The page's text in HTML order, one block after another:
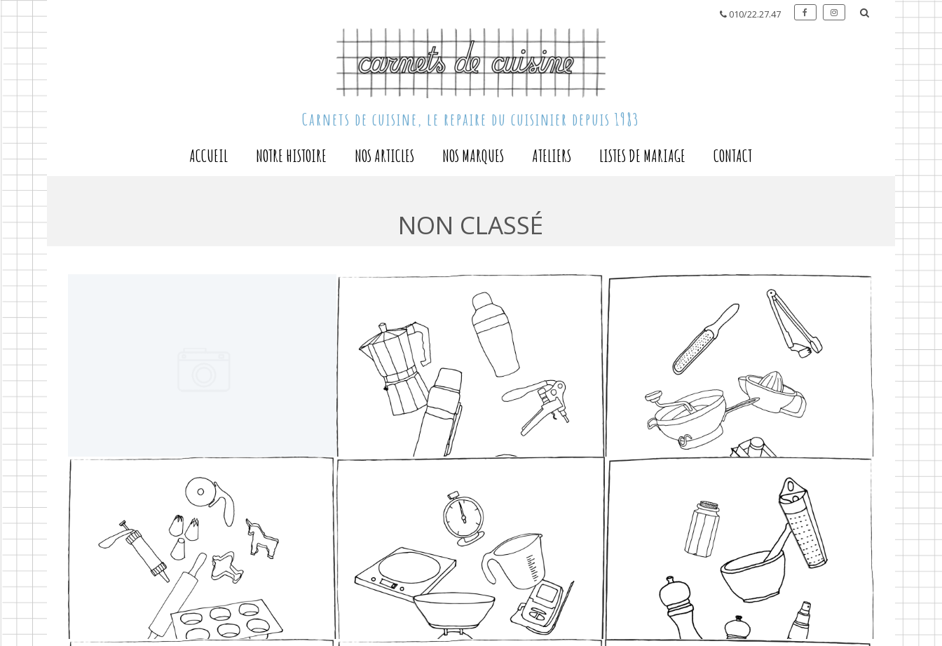
010/22.27.47
Carnets de cuisine, le repaire du cuisinier depuis 1983
ACCUEIL
NOTRE HISTOIRE NOS ARTICLES NOS MARQUES ATELIERS LISTES DE MARIAGE CONTACT
NON CLASSÉ